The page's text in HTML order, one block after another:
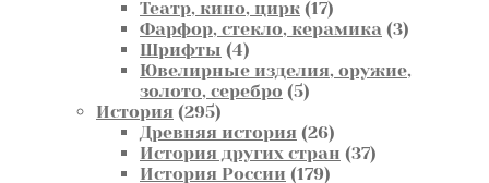
товаров
Театр, кино, цирк 1717
товаров
Фарфор, стекло, керамика 33
Шрифты 44
товара
Ювелирные изделия, оружие,
золото, серебро 55
История 295295
товаров
Древняя история 2626
товаров
История других стран 3737
История России 179179